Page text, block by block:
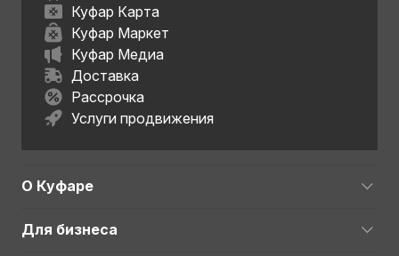
Куфар Карта
Куфар Маркет
Куфар Медиа
Доставка
Рассрочка
Услуги продвижения
О Куфаре
Для бизнеса